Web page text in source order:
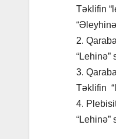
Təklifin
2.
“Lehinə”
3.
Təklifin
4.